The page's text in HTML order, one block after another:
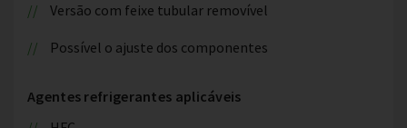
Versão com feixe tubular removível
Possível o ajuste dos componentes
Agentes refrigerantes aplicáveis